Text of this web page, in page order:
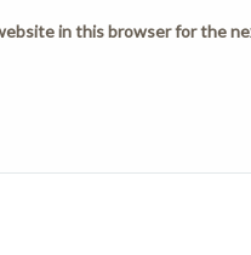
in this browser for the